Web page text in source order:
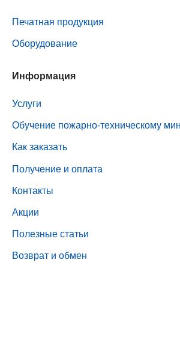
Печатная продукция
Оборудование
Информация
Услуги
Обучение пожарно-техническому
Как заказать
Получение и оплата
Контакты
Акции
Полезные статьи
Возврат и обмен